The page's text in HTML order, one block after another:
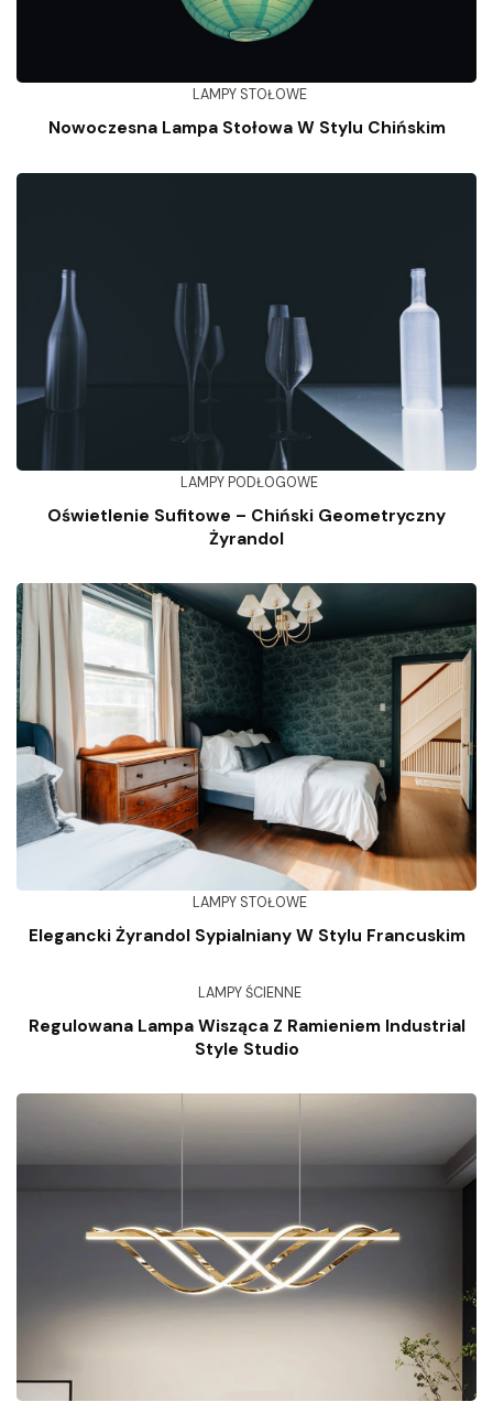
LAMPY STOŁOWE
Nowoczesna Lampa Stołowa W Stylu Chińskim
LAMPY PODŁOGOWE
Oświetlenie Sufitowe – Chiński Geometryczny
Żyrandol
LAMPY STOŁOWE
Elegancki Żyrandol Sypialniany W Stylu Francuskim
LAMPY ŚCIENNE
Regulowana Lampa Wisząca Z Ramieniem Industrial
Style Studio